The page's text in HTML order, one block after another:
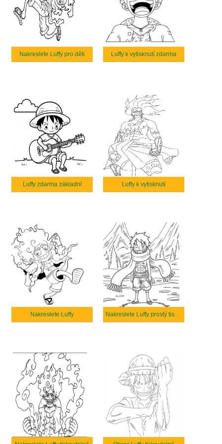
Nakreslete Luffy pro děti Luffy k vytisknutí zdarma
Luffy zdarma základní Luffy k vytisknutí
Nakreslete Luffy Nakreslete Luffy prostý tisknutelné